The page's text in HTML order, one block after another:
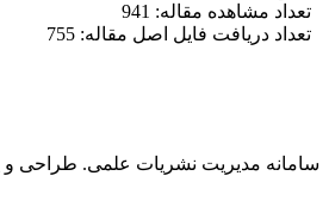
تعداد مشاهده مقاله: 941
تعداد دریافت فایل اصل مقاله: 755
سامانه مدیریت نشریات علمی. طراحی و